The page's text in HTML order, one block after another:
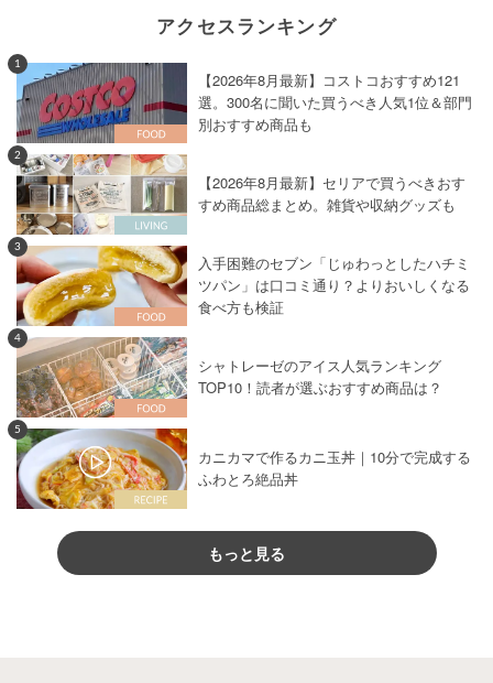
アクセスランキング
1
【2026年8月最新】コストコおすすめ121
選。300名に聞いた買うべき人気1位＆部門
別おすすめ商品も
2
【2026年8月最新】セリアで買うべきおす
すめ商品総まとめ。雑貨や収納グッズも
3
入手困難のセブン「じゅわっとしたハチミ
ツパン」は口コミ通り？よりおいしくなる
食べ方も検証
4
シャトレーゼのアイス人気ランキング
TOP10！読者が選ぶおすすめ商品は？
5
カニカマで作るカニ玉丼｜10分で完成する
ふわとろ絶品丼
もっと見る